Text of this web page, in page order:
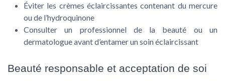
Éviter les crèmes éclaircissantes contenant du mercure
ou de l’hydroquinone
Consulter un professionnel de la beauté ou un
dermatologue avant d’entamer un soin éclaircissant
Beauté responsable et acceptation de soi